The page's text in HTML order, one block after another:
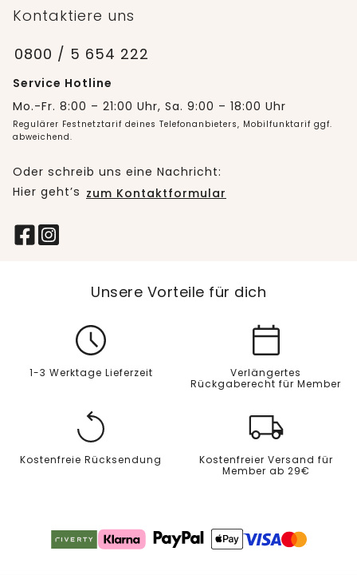
Kontaktiere uns
0800 / 5 654 222
Service Hotline
Mo.-Fr. 8:00 – 21:00 Uhr, Sa. 9:00 – 18:00 Uhr
Regulärer Festnetztarif deines Telefonanbieters, Mobilfunktarif ggf.
abweichend.
Oder schreib uns eine Nachricht:
Hier geht’s zum Kontaktformular
Unsere Vorteile für dich
1-3 Werktage Lieferzeit
Verlängertes
Rückgaberecht für Member
Kostenfreie Rücksendung
Kostenfreier Versand für
Member ab 29€